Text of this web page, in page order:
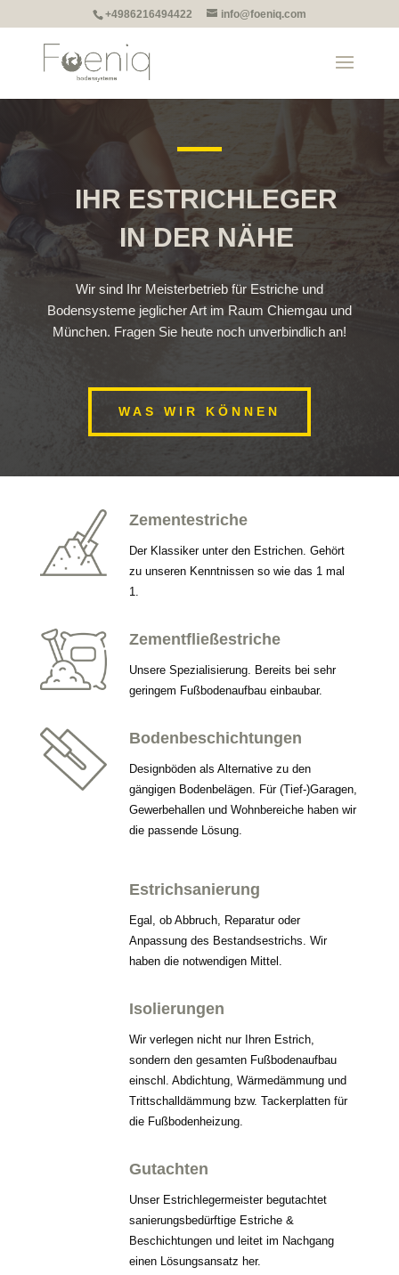
+4986216494422 info@foeniq.com
IHR ESTRICHLEGER
IN DER NÄHE
Wir sind Ihr Meisterbetrieb für Estriche und
Bodensysteme jeglicher Art im Raum Chiemgau und
München. Fragen Sie heute noch unverbindlich an!
WAS WIR KÖNNEN
Zementestriche
Der Klassiker unter den Estrichen. Gehört
zu unseren Kenntnissen so wie das 1 mal
1.
Zementfließestriche
Unsere Spezialisierung. Bereits bei sehr
geringem Fußbodenaufbau einbaubar.
Bodenbeschichtungen
Designböden als Alternative zu den
gängigen Bodenbelägen. Für (Tief-)Garagen,
Gewerbehallen und Wohnbereiche haben wir
die passende Lösung.
Estrichsanierung
Egal, ob Abbruch, Reparatur oder
Anpassung des Bestandsestrichs. Wir
haben die notwendigen Mittel.
Isolierungen
Wir verlegen nicht nur Ihren Estrich,
sondern den gesamten Fußbodenaufbau
einschl. Abdichtung, Wärmedämmung und
Trittschalldämmung bzw. Tackerplatten für
die Fußbodenheizung.
Gutachten
Unser Estrichlegermeister begutachtet
sanierungsbedürftige Estriche &
Beschichtungen und leitet im Nachgang
einen Lösungsansatz her.